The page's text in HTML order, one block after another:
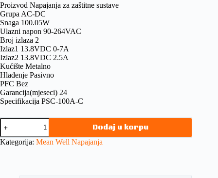
Proizvod Napajanja za zaštitne sustave
Grupa AC-DC
Snaga 100.05W
Ulazni napon 90-264VAC
Broj izlaza 2
Izlaz1 13.8VDC 0-7A
Izlaz2 13.8VDC 2.5A
Kućište Metalno
Hlađenje Pasivno
PFC Bez
Garancija(mjeseci) 24
Specifikacija PSC-100A-C
Dodaj u korpu
Kategorija: Mean Well Napajanja